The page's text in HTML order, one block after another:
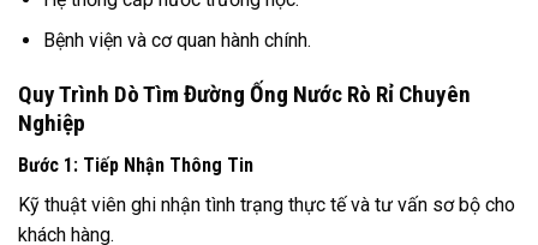
Bệnh viện và cơ quan hành chính.
Quy Trình Dò Tìm Đường Ống Nước Rò Rỉ Chuyên
Nghiệp
Bước 1: Tiếp Nhận Thông Tin
Kỹ thuật viên ghi nhận tình trạng thực tế và tư vấn sơ bộ cho
khách hàng.